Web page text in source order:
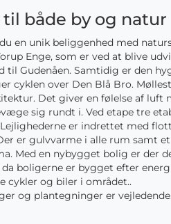
både by og natur
en unik beliggenhed med
Enge, som er ved at blive
til Gudenåen. Samtidig er den
cyklen over Den Blå Bro.
Det giver en følelse af
sig rundt i. Ved etape tre
er indrettet med
er gulvvarme i alle rum samt
Med en nybygget bolig er der
boligerne er bygget efter
cykler og biler i området..
og plantegninger er vejledende.